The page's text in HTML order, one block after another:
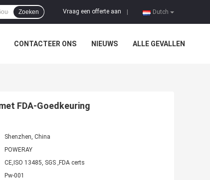
Dutch
Vraag een offerte aan
Zoeken
CONTACTEER ONS NIEUWS ALLE GEVALLEN
FDA-Goedkeuring
Shenzhen, China
POWERAY
CE,ISO 13485, SGS ,FDA certs
Pw-001